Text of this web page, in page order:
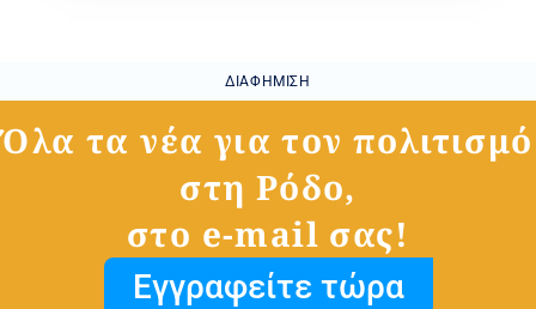
ΔΙΑΦΉΜΙΣΗ
Όλα τα νέα για τον πολιτισμό
στη Ρόδο,
στο e-mail σας!
Εγγραφείτε τώρα